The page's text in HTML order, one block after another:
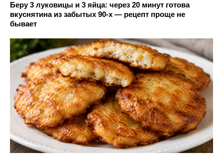
Беру 3 луковицы и 3 яйца: через 20 минут готова
вкуснятина из забытых 90-х — рецепт проще не
бывает